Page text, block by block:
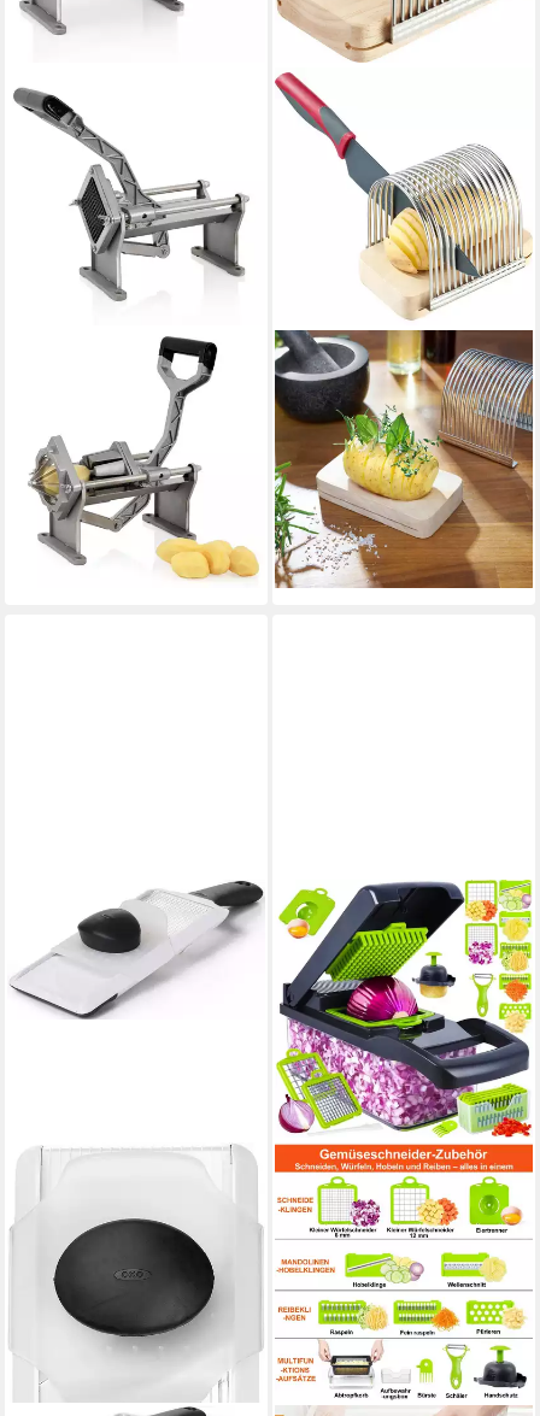
Kartoffelschneider mit 4
Edelstahl Messer für Stifte
und Ecken
manuell Betriebsart
Edelstahl Material Messer
84,95 €
lieferbar - in 3-4 Werktagen bei dir
WESTMARK
Gemüseschneider
Fächerkartoffelschneider
manuell Betriebsart
19,36 €
lieferbar - in 6-8 Werktagen bei dir